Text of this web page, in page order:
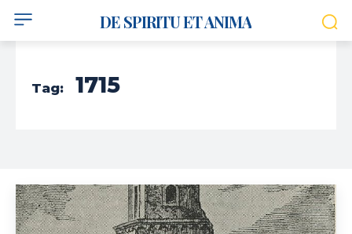
DE SPIRITU ET ANIMA
Tag: 1715